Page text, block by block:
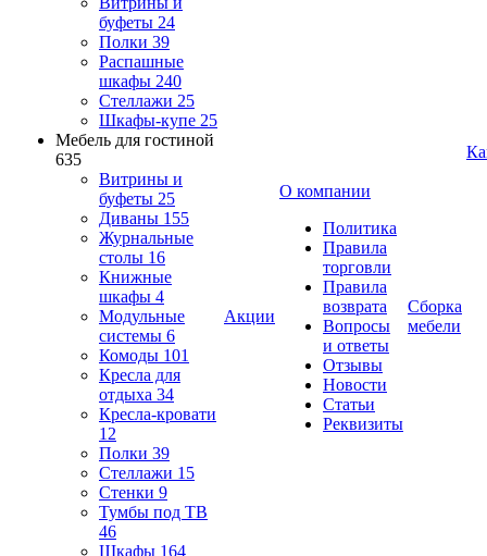
буфеты 24
Полки 39
Распашные
шкафы 240
Стеллажи 25
Шкафы-купе 25
Мебель для гостиной
635
Витрины и
буфеты 25
Диваны 155
Журнальные
столы 16
Книжные
шкафы 4
Модульные
системы 6
Комоды 101
Кресла для
отдыха 34
Кресла-кровати
12
Полки 39
Стеллажи 15
Стенки 9
Тумбы под ТВ
46
Шкафы 164
Акции
О компании
Политика
Правила
торговли
Правила
возврата
Вопросы
и ответы
Отзывы
Новости
Статьи
Реквизиты
Сборка
мебели